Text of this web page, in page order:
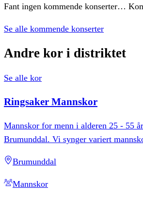
Fant ingen kommende konserter…
Se alle kommende konserter
Andre kor i distriktet
Se alle kor
Ringsaker Mannskor
Mannskor for menn i alderen 25 - 55
Brumunddal. Vi synger variert
Brumunddal
Mannskor